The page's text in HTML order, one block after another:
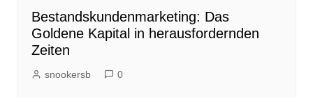
Bestandskundenmarketing: Das
Goldene Kapital in herausfordernden
Zeiten
snookersb 0